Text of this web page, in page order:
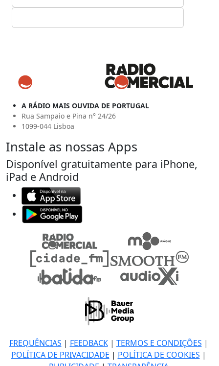
A RÁDIO MAIS OUVIDA DE PORTUGAL
Rua Sampaio e Pina n° 24/26
1099-044 Lisboa
Instale as nossas Apps
Disponível gratuitamente para iPhone,
iPad e Android
FREQUÊNCIAS | FEEDBACK| TERMOS E CONDIÇÕES |
POLÍTICA DE PRIVACIDADE | POLÍTICA DE COOKIES |